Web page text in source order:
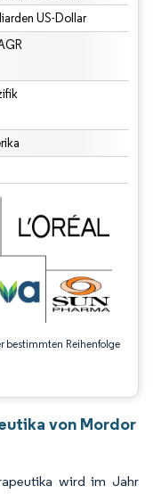
US-Dollar
bestimmten Reihenfolge
erfordert Namensnennung
von Mordor
wird im Jahr